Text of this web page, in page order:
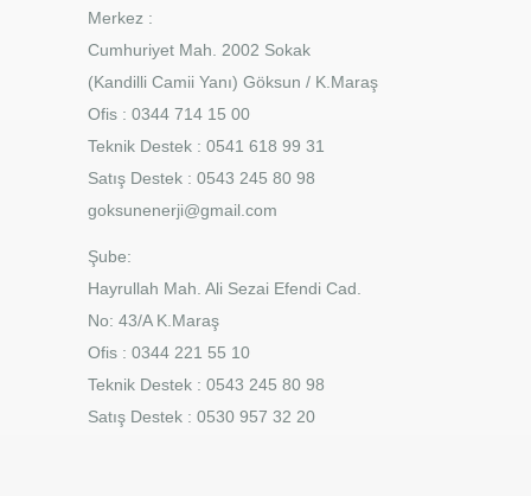
Merkez :
Cumhuriyet Mah. 2002 Sokak
(Kandilli Camii Yanı) Göksun / K.Maraş
Ofis : 0344 714 15 00
Teknik Destek : 0541 618 99 31
Satış Destek : 0543 245 80 98
goksunenerji@gmail.com
Şube:
Hayrullah Mah. Ali Sezai Efendi Cad.
No: 43/A K.Maraş
Ofis : 0344 221 55 10
Teknik Destek : 0543 245 80 98
Satış Destek : 0530 957 32 20